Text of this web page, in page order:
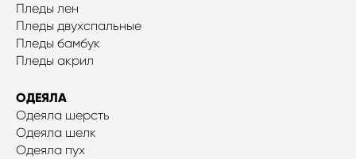
Пледы лен
Пледы двухспальные
Пледы бамбук
Пледы акрил
ОДЕЯЛА
Одеяла шерсть
Одеяла шелк
Одеяла пух